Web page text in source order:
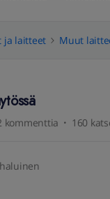
ja laitteet Muut
kommenttia 160